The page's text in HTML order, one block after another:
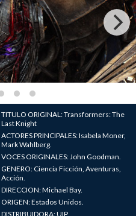
TITULO ORIGINAL: Transformers: The
Last Knight
ACTORES PRINCIPALES: Isabela Moner,
Mark Wahlberg.
VOCES ORIGINALES: John Goodman.
GENERO: Ciencia Ficción, Aventuras,
Acción.
DIRECCION: Michael Bay.
ORIGEN: Estados Unidos.
DISTRIBUIDORA: UIP